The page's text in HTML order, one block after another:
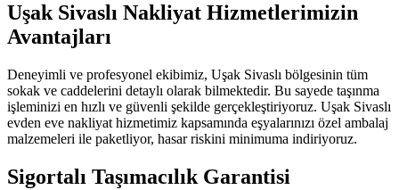
Uşak Sivaslı Nakliyat Hizmetlerimizin
Avantajları
Deneyimli ve profesyonel ekibimiz, Uşak Sivaslı bölgesinin tüm
sokak ve caddelerini detaylı olarak bilmektedir. Bu sayede taşınma
işleminizi en hızlı ve güvenli şekilde gerçekleştiriyoruz. Uşak Sivaslı
evden eve nakliyat hizmetimiz kapsamında eşyalarınızı özel ambalaj
malzemeleri ile paketliyor, hasar riskini minimuma indiriyoruz.
Sigortalı Taşımacılık Garantisi